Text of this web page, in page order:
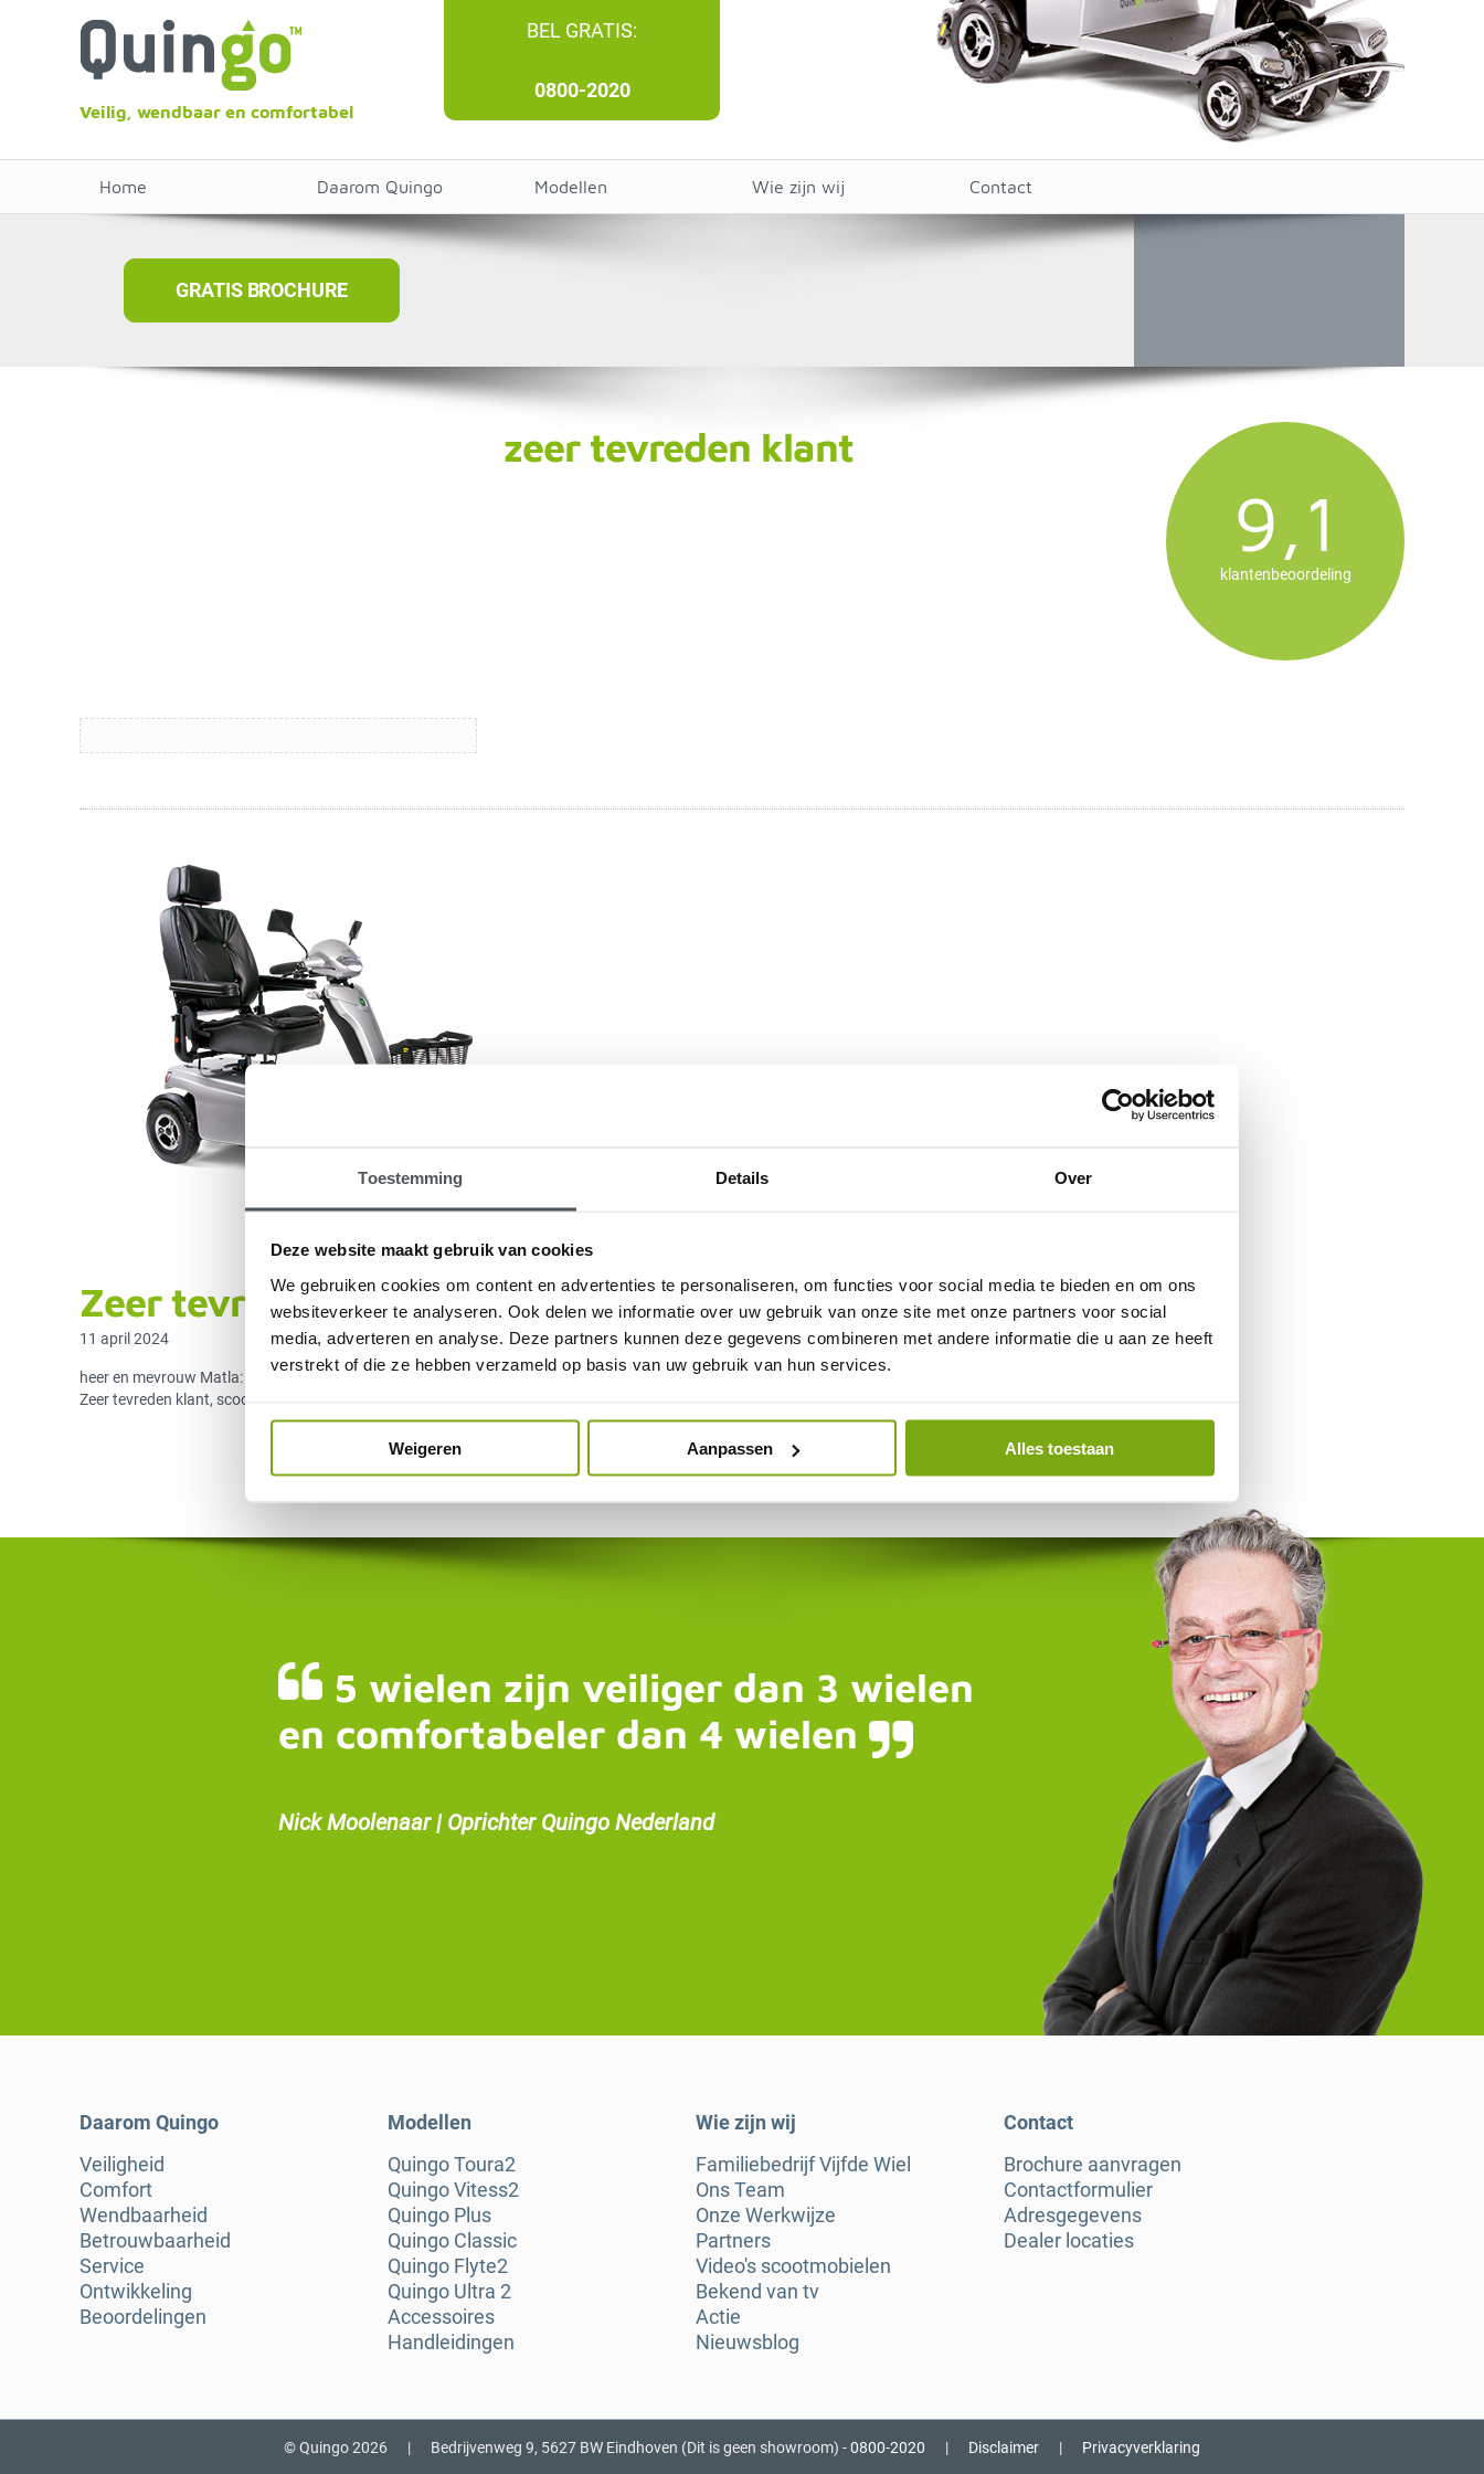
Toestemming Details Over
Deze website maakt gebruik van cookies
We gebruiken cookies om content en advertenties te personaliseren, om functies voor social media te bieden en om ons
websiteverkeer te analyseren. Ook delen we informatie over uw gebruik van onze site met onze partners voor social
media, adverteren en analyse. Deze partners kunnen deze gegevens combineren met andere informatie die u aan ze heeft
verstrekt of die ze hebben verzameld op basis van uw gebruik van hun services.
Weigeren Aanpassen Alles toestaan
Veilig, wendbaar en comfortabel
BEL GRATIS:
0800-2020
Home Daarom Quingo Modellen Wie zijn wij Contact
GRATIS BROCHURE
zeer tevreden klant
9,1
klantenbeoordeling
Zeer tevreden klant
11 april 2024
heer en mevrouw Matla:
Zeer tevreden klant, scootmobiel Toura bevalt uitstekend en de service is uitstekend!!!
5 wielen zijn veiliger dan 3 wielen
en comfortabeler dan 4 wielen
Nick Moolenaar | Oprichter Quingo Nederland
Daarom Quingo
Veiligheid
Comfort
Wendbaarheid
Betrouwbaarheid
Service
Ontwikkeling
Beoordelingen
Modellen
Quingo Toura2
Quingo Vitess2
Quingo Plus
Quingo Classic
Quingo Flyte2
Quingo Ultra 2
Accessoires
Handleidingen
Wie zijn wij
Familiebedrijf Vijfde Wiel
Ons Team
Onze Werkwijze
Partners
Video's scootmobielen
Bekend van tv
Actie
Nieuwsblog
Contact
Brochure aanvragen
Contactformulier
Adresgegevens
Dealer locaties
© Quingo 2026 | Bedrijvenweg 9, 5627 BW Eindhoven (Dit is geen showroom) -0800-2020 | Disclaimer | Privacyverklaring